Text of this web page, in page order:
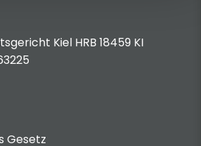
Kiel HRB 18459 KI
Gesetz